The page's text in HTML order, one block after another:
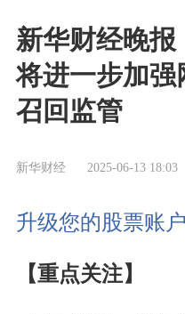
新华财经晚
将进一步加强
召回监管
新华财经 2025-06-13 18:03
升级您的股票账
【重点关注】